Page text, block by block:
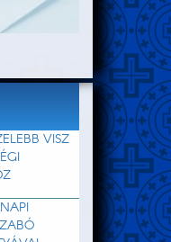
VISZ